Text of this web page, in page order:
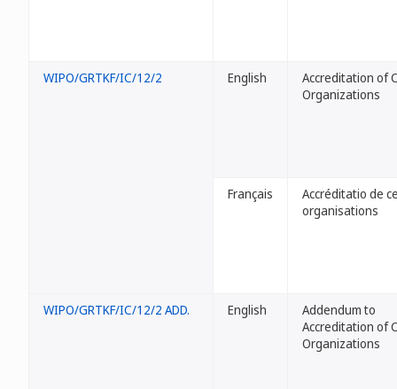
WIPO/GRTKF/IC/12/2 English
Accreditation of
Organizations
Français
Accréditatio de
organisations
WIPO/GRTKF/IC/12/2 ADD. English
Addendum to
Accreditation of
Organizations